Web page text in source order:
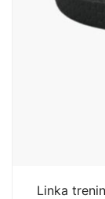
Linka